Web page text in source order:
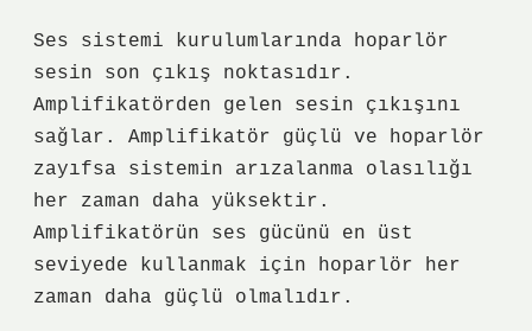
Ses sistemi kurulumlarında hoparlör
sesin son çıkış noktasıdır.
Amplifikatörden gelen sesin çıkışını
sağlar. Amplifikatör güçlü ve hoparlör
zayıfsa sistemin arızalanma olasılığı
her zaman daha yüksektir.
Amplifikatörün ses gücünü en üst
seviyede kullanmak için hoparlör her
zaman daha güçlü olmalıdır.